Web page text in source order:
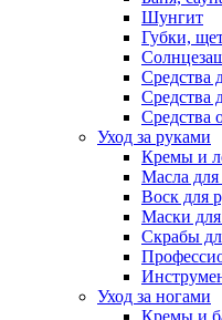
Шунгит
Губки,
Средства
Средства
Средства
Уход за руками
Кремы и
Масла для
Воск для
Маски
Скрабы
Уход за ногами
Кремы и